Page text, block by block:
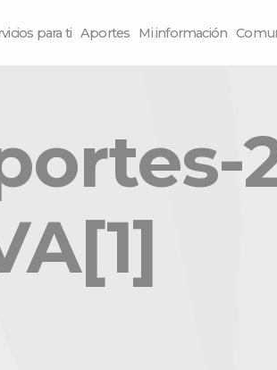
para ti Aportes Mi información